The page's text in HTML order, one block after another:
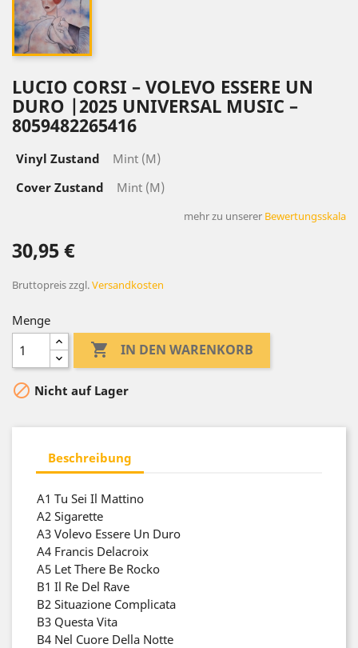
LUCIO CORSI – VOLEVO ESSERE UN
DURO |2025 UNIVERSAL MUSIC –
8059482265416
Vinyl Zustand
Mint (M)
Cover Zustand
Mint (M)
mehr zu unserer Bewertungsskala
30,95 €
Bruttopreiszzgl.Versandkosten
Menge
 IN DEN WARENKORB
 Nicht auf Lager
Beschreibung
A1 Tu Sei Il Mattino
A2 Sigarette
A3 Volevo Essere Un Duro
A4 Francis Delacroix
A5 Let There Be Rocko
B1 Il Re Del Rave
B2 Situazione Complicata
B3 Questa Vita
B4 Nel Cuore Della Notte